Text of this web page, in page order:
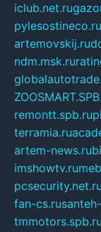
iclub.net.ru
pylesostineco.ru
artemovskij.ru
ndm.msk.ru
remontt.spb.ru
terramia.ru
artem-news.ru
imshowtv.ru
pcsecurity.net.ru
fan-cs.ru
tmmotors.spb.ru